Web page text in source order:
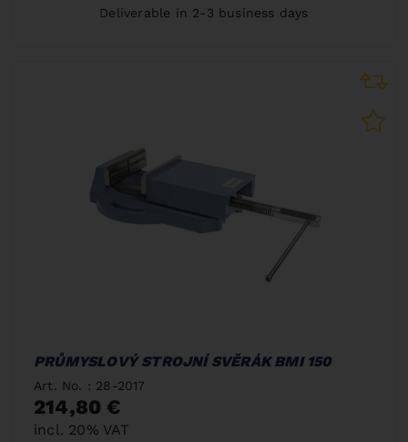
Deliverable in 2-3 business days
PRŮMYSLOVÝ STROJNÍ SVĚRÁK BMI 150
Art. No. : 28-2017
214,80 €
incl. 20% VAT